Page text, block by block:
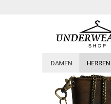
DAMEN HERREN